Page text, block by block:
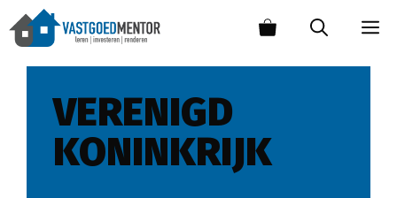
VERENIGD
KONINKRIJK